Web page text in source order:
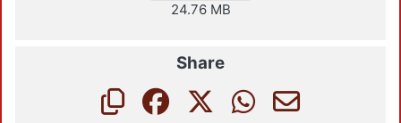
24.76 MB
Share